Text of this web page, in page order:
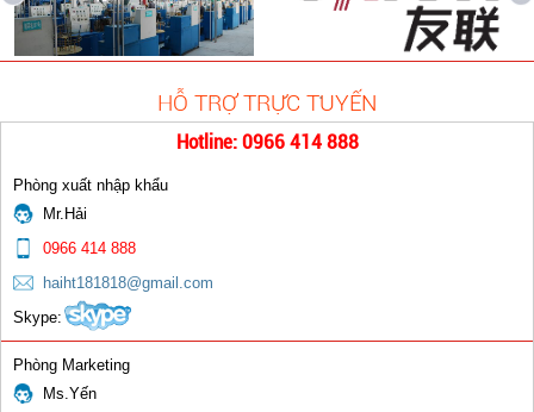
Chuôi dài
HỖ TRỢ TRỰC TUYẾN
Hotline: 0966 414 888
Phòng xuất nhập khẩu
Mr.Hải
0966 414 888
haiht181818@gmail.com
Skype:
Phòng Marketing
Ms.Yến